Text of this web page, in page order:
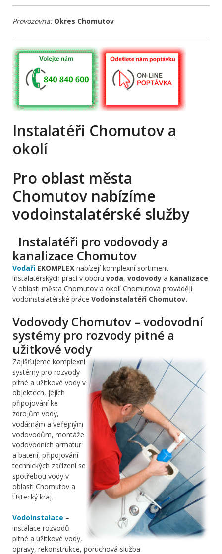
Provozovna: Okres Chomutov
Instalatéři Chomutov a
okolí
Pro oblast města
Chomutov nabízíme
vodoinstalatérské služby
Instalatéři pro vodovody a
kanalizace Chomutov
Vodaři EKOMPLEX nabízejí komplexní sortiment
instalatérských prací v oboru voda, vodovody a kanalizace.
V oblasti města Chomutov a okolí Chomutova provádějí
vodoinstalatérské práce Vodoinstalatéři Chomutov.
Vodovody Chomutov – vodovodní
systémy pro rozvody pitné a
užitkové vody
Zajišťujeme komplexní
systémy pro rozvody
pitné a užitkové vody v
objektech, jejich
připojování ke
zdrojům vody,
vodárnám a veřejným
vodovodům, montáže
vodovodních armatur
a baterií, připojování
technických zařízení se
spotřebou vody v
oblasti Chomutov a
Ústecký kraj.
Vodoinstalace –
instalace rozvodů
pitné a užitkové vody,
opravy, rekonstrukce, poruchová služba